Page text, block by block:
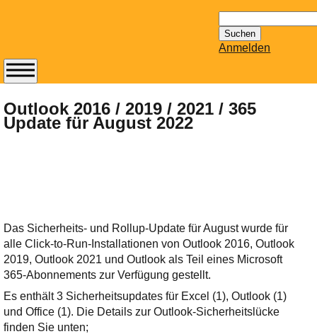
nach:
Anmelden
Outlook 2016 / 2019 / 2021 / 365
Update für August 2022
Das Sicherheits- und Rollup-Update für August wurde für
alle Click-to-Run-Installationen von Outlook 2016, Outlook
2019, Outlook 2021 und Outlook als Teil eines Microsoft
365-Abonnements zur Verfügung gestellt.
Es enthält 3 Sicherheitsupdates für Excel (1), Outlook (1)
und Office (1). Die Details zur Outlook-Sicherheitslücke
finden Sie unten;
Abonnieren Sie den
14-tägig
erscheinenden
Newsletter von
bereithält!
Wie z.B. Outlook,
GMail, Thunderbird
oder auch
KuNoMail, usw.
Ihre E-Mail